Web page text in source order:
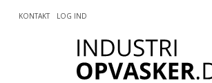
KONTAKT LOG IND